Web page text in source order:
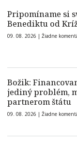
Pripomíname si
Benediktu od
09. 08. 2026 | Žiadne
Božik:
jediný problém,
partnerom štátu
09. 08. 2026 | Žiadne